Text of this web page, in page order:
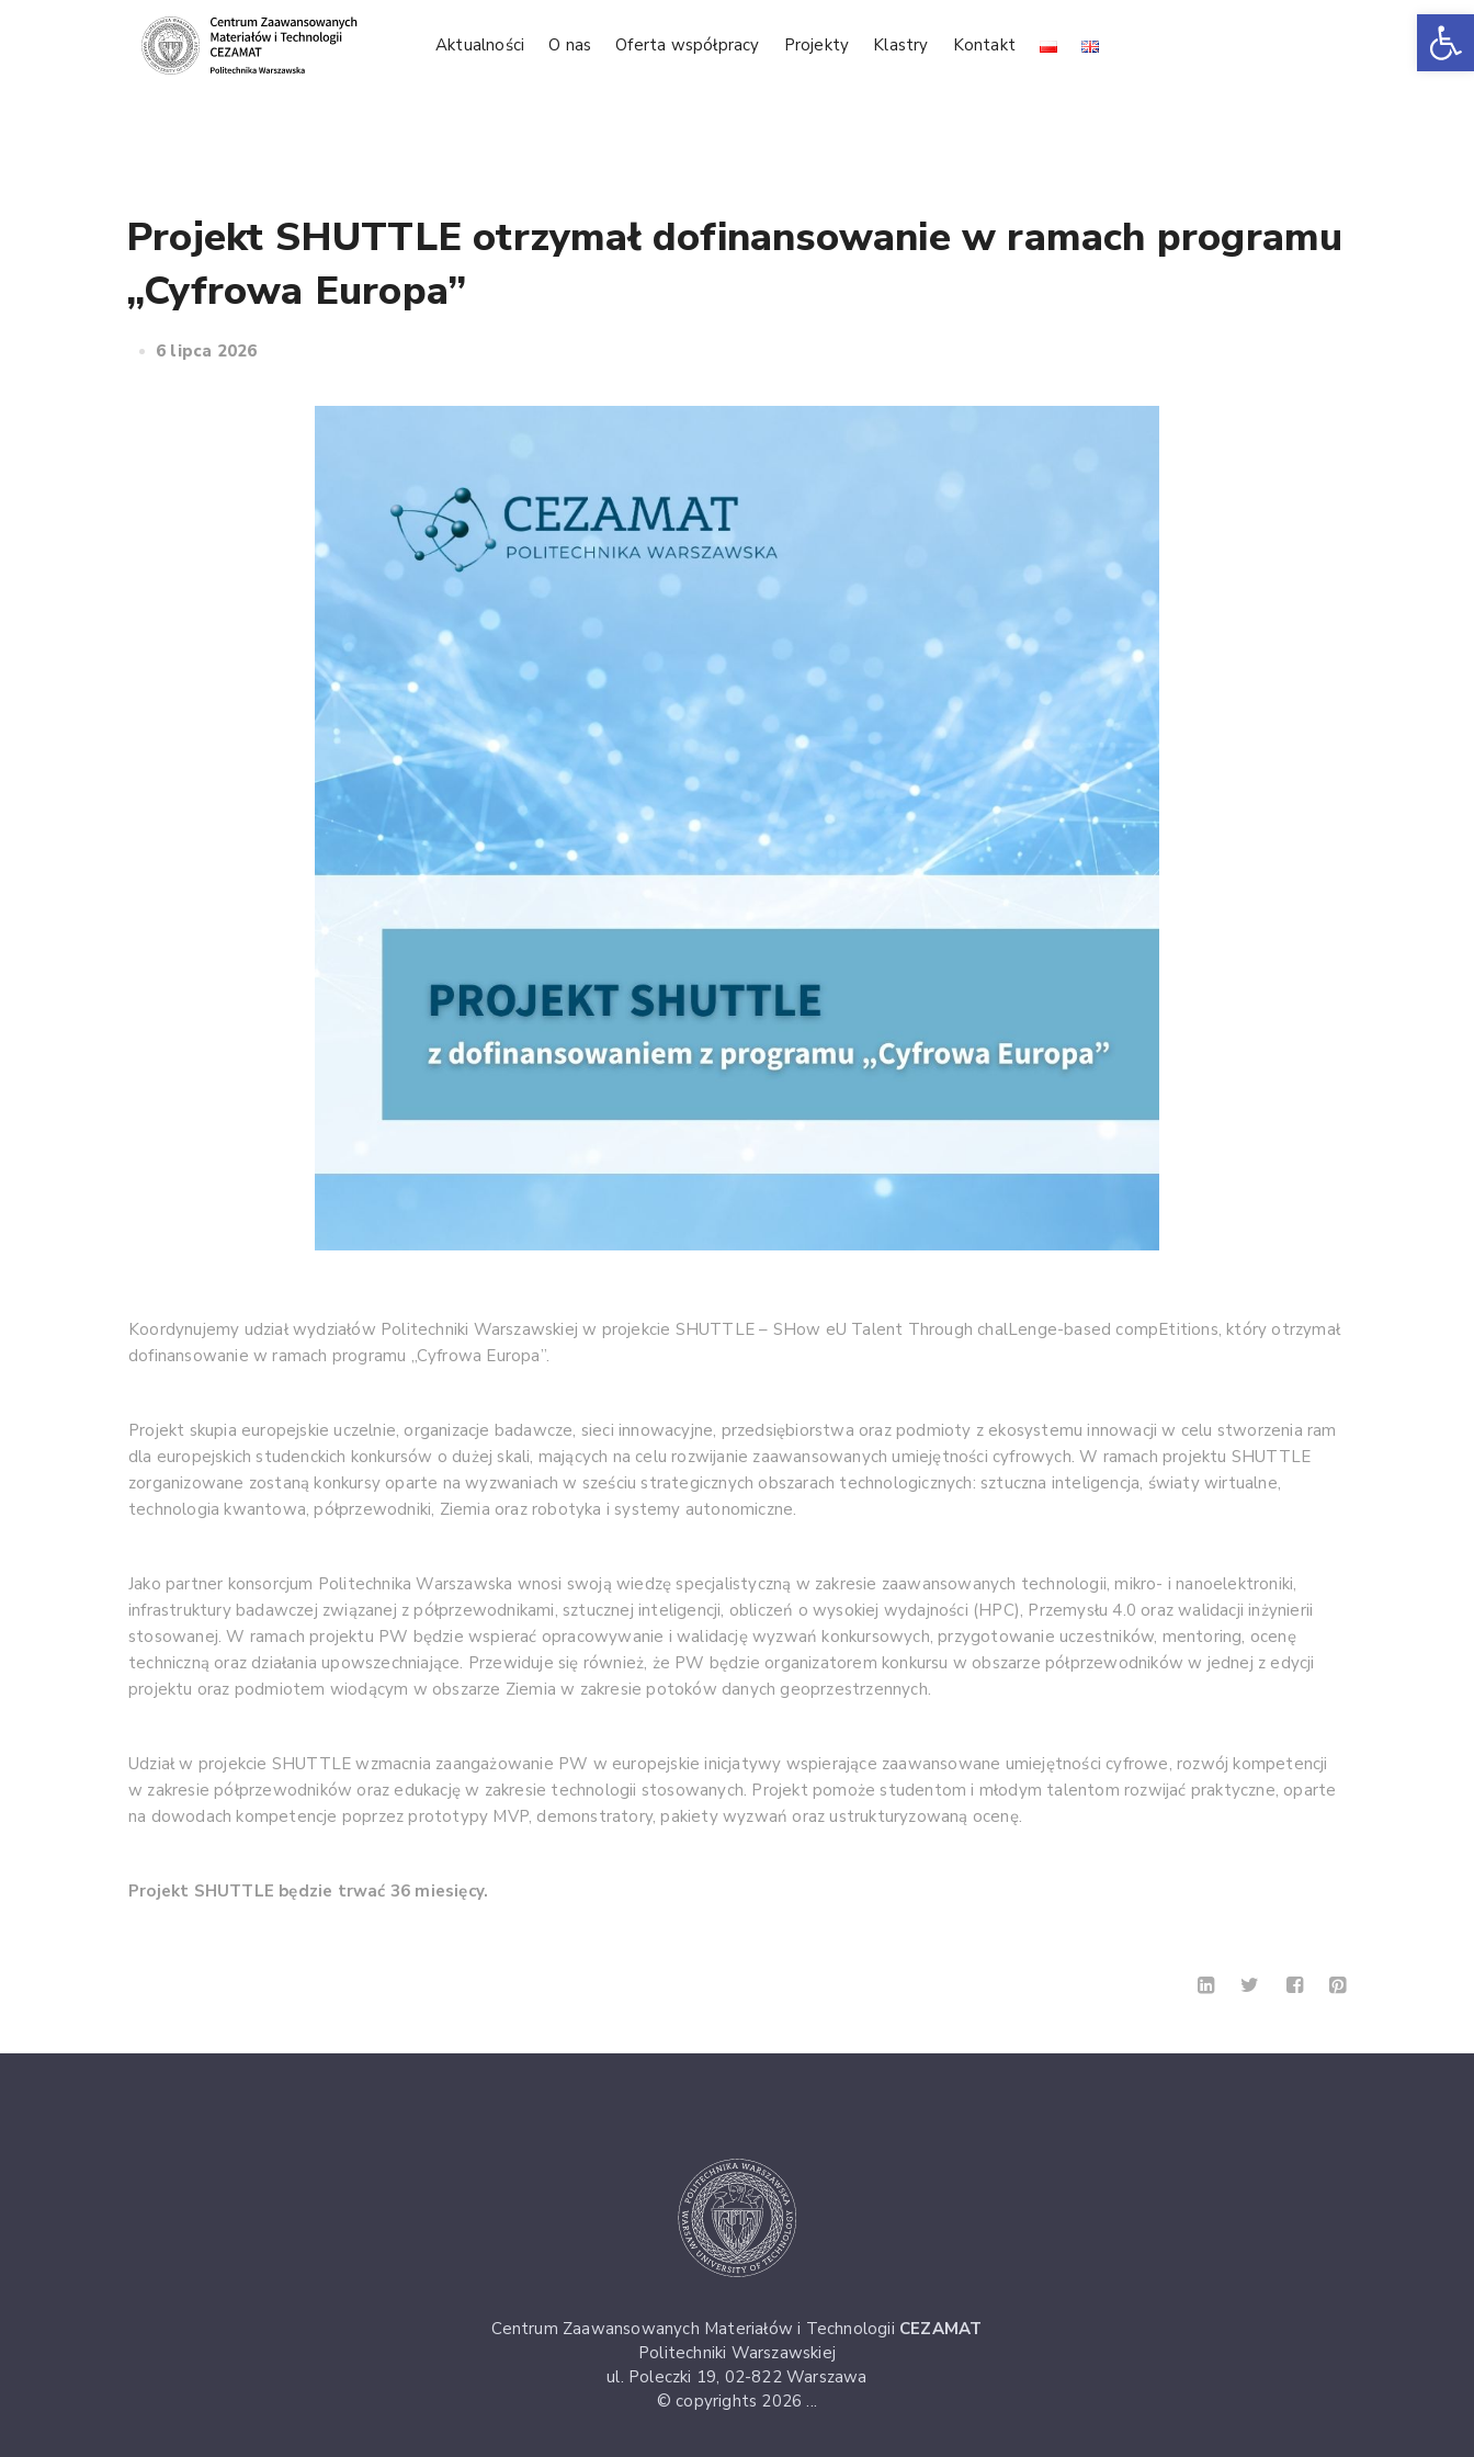
Aktualności O nas Oferta współpracy Projekty Klastry Kontakt
Projekt SHUTTLE otrzymał dofinansowanie w ramach programu
„Cyfrowa Europa”
6 lipca 2026
Koordynujemy udział wydziałów Politechniki Warszawskiej w projekcie SHUTTLE – SHow eU Talent Through chalLenge-based compEtitions, który otrzymał
dofinansowanie w ramach programu „Cyfrowa Europa”.
Projekt skupia europejskie uczelnie, organizacje badawcze, sieci innowacyjne, przedsiębiorstwa oraz podmioty z ekosystemu innowacji w celu stworzenia ram
dla europejskich studenckich konkursów o dużej skali, mających na celu rozwijanie zaawansowanych umiejętności cyfrowych. W ramach projektu SHUTTLE
zorganizowane zostaną konkursy oparte na wyzwaniach w sześciu strategicznych obszarach technologicznych: sztuczna inteligencja, światy wirtualne,
technologia kwantowa, półprzewodniki, Ziemia oraz robotyka i systemy autonomiczne.
Jako partner konsorcjum Politechnika Warszawska wnosi swoją wiedzę specjalistyczną w zakresie zaawansowanych technologii, mikro- i nanoelektroniki,
infrastruktury badawczej związanej z półprzewodnikami, sztucznej inteligencji, obliczeń o wysokiej wydajności (HPC), Przemysłu 4.0 oraz walidacji inżynierii
stosowanej. W ramach projektu PW będzie wspierać opracowywanie i walidację wyzwań konkursowych, przygotowanie uczestników, mentoring, ocenę
techniczną oraz działania upowszechniające. Przewiduje się również, że PW będzie organizatorem konkursu w obszarze półprzewodników w jednej z edycji
projektu oraz podmiotem wiodącym w obszarze Ziemia w zakresie potoków danych geoprzestrzennych.
Udział w projekcie SHUTTLE wzmacnia zaangażowanie PW w europejskie inicjatywy wspierające zaawansowane umiejętności cyfrowe, rozwój kompetencji
w zakresie półprzewodników oraz edukację w zakresie technologii stosowanych. Projekt pomoże studentom i młodym talentom rozwijać praktyczne, oparte
na dowodach kompetencje poprzez prototypy MVP, demonstratory, pakiety wyzwań oraz ustrukturyzowaną ocenę.
Projekt SHUTTLE będzie trwać 36 miesięcy.
Centrum Zaawansowanych Materiałów i Technologii CEZAMAT
Politechniki Warszawskiej
ul. Poleczki 19, 02-822 Warszawa
© copyrights 2026 ...